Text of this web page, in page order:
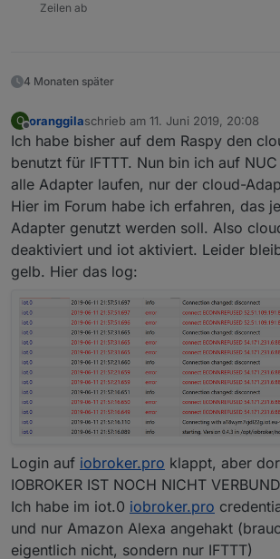
Zeilen ab
4 Monaten später
O
Offline
oranggilaschrieb am 11. Juni 2019, 20:08
zuletzt editiert von
Ich habe bisher auf dem Raspy den
benutzt für IFTTT. Nun bin ich auf
alle Adapter laufen, nur der cloud-
Hier im Forum habe ich erfahren, das
Adapter genutzt werden soll. Also
deaktiviert und iot aktiviert. Leider
gelb. Hier das log:
Login auf iobroker.pro klappt, aber
IOBROKER IST NOCH NICHT
Ich habe im iot.0 iobroker.pro
und nur Amazon Alexa angehakt
eigentlich nicht, sondern nur IFTTT)